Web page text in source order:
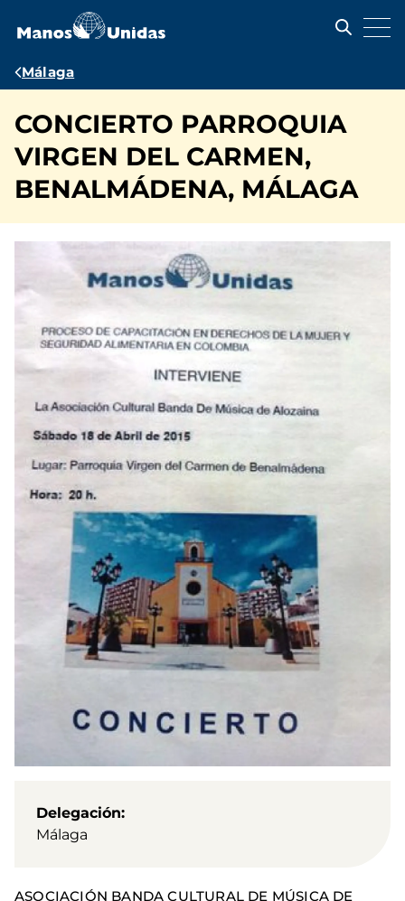
contenido
Ruta
navegación
Málaga
CONCIERTO PARROQUIA
VIRGEN DEL CARMEN,
BENALMÁDENA, MÁLAGA
Delegación
Málaga
ASOCIACIÓN BANDA CULTURAL DE MÚSICA DE